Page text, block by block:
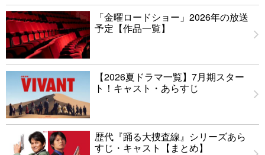
「金曜ロードショー」2026年の放送
予定【作品一覧】
【2026夏ドラマ一覧】7月期スター
ト！キャスト・あらすじ
歴代『踊る大捜査線』シリーズあら
すじ・キャスト【まとめ】